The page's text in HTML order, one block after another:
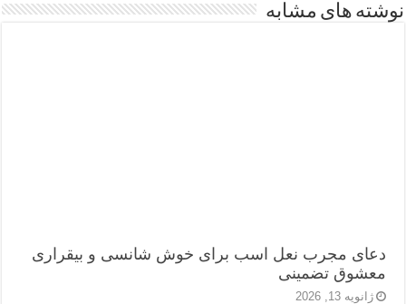
نوشته های مشابه
دعای مجرب نعل اسب برای خوش شانسی و بیقراری
معشوق تضمینی
ژانویه 13, 2026